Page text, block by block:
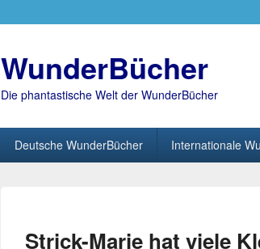
WunderBücher
Die phantastische Welt der WunderBücher
Deutsche WunderBücher Internationale
Strick-Marie hat viele